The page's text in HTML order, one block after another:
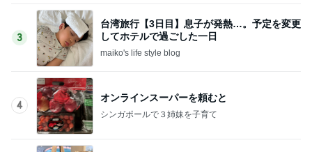
3
台湾旅行【3日目】息子が発熱…。予定を変更
してホテルで過ごした一日
maiko's life style blog
4
オンラインスーパーを頼むと
シンガポールで３姉妹を子育て